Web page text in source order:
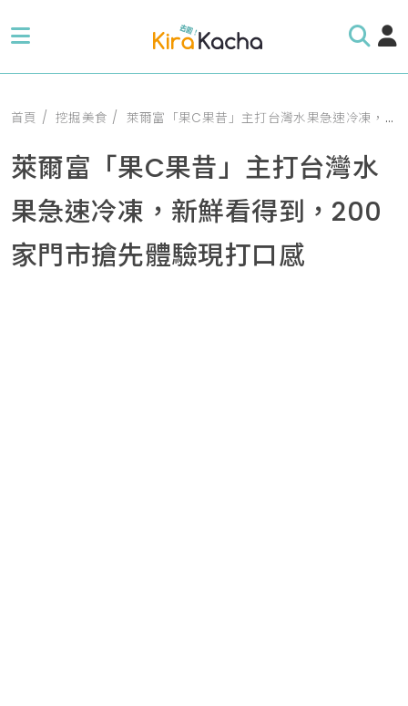
首頁 挖掘美食 萊爾富「果C果昔」主打台灣水果急速冷凍，新鮮看得到，200家門市搶先體驗現打口感
萊爾富「果C果昔」主打台灣水
果急速冷凍，新鮮看得到，200
家門市搶先體驗現打口感